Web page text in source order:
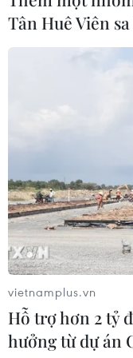
Tổng Biên tập:
RSS
Ngôn ngữ
Dịch vụ tin
Liên hệ
Giấy phép số: 1374/
Tân Huê Viên
vietnamplus.vn
Hỗ trợ hơn 2 tỷ
hưởng từ dự án